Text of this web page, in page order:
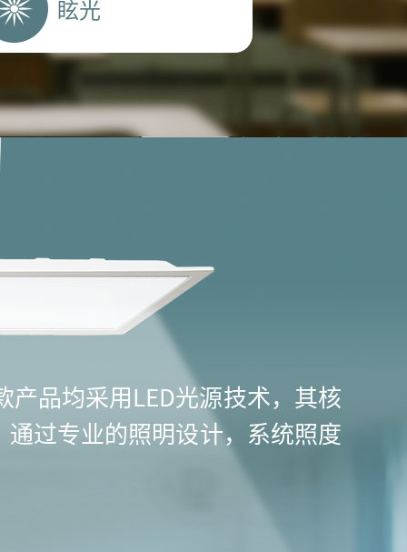
眩光
品均采用LED光源技术，其核
过专业的照明设计，系统照度